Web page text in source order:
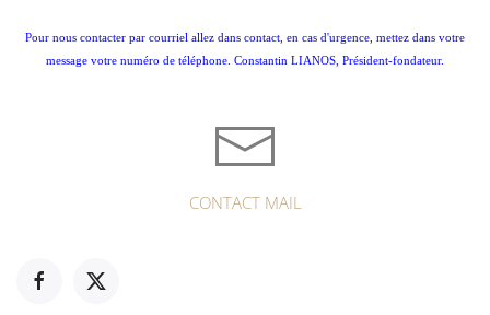
Pour nous contacter par courriel allez dans contact, en cas d'urgence, mettez dans votre
message votre numéro de téléphone. Constantin LIANOS, Président-fondateur.
CONTACT MAIL